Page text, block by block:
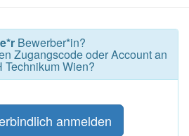
Bewerber*in?
Zugangscode oder Account an
Technikum Wien?
anmelden